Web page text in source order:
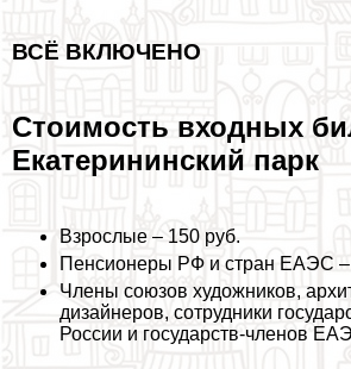
ВСЁ ВКЛЮЧЕНО
Стоимость входных
Екатерининский парк
Взрослые – 150 руб.
Пенсионеры РФ и стран ЕАЭС –
Члeны союзов художников,
дизайнеров, сотрудники
России и государств-члeнов